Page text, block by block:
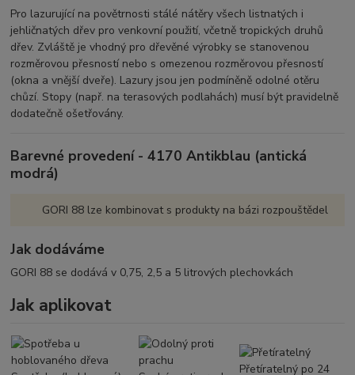
Pro lazurující na povětrnosti stálé nátěry všech listnatých i
jehličnatých dřev pro venkovní použití, včetně tropických druhů
dřev. Zvláště je vhodný pro dřevěné výrobky se stanovenou
rozměrovou přesností nebo s omezenou rozměrovou přesností
(okna a vnější dveře). Lazury jsou jen podmíněně odolné otěru
chůzí. Stopy (např. na terasových podlahách) musí být pravidelně
dodatečně ošetřovány.
před UV-zářením a vlivy
vodu, světlostálý
Čištění nástrojů ihned benzinem
Barevné provedení - 4170 Antikblau (antická
modrá)
GORI 88 lze kombinovat s produkty na bázi rozpouštědel
Jak dodáváme
GORI 88 se dodává v 0,75, 2,5 a 5 litrových plechovkách
Jak aplikovat
ŠTĚTCEM
válečkem
Přetíratelný po 24 hodinách
Přetíratelný po 24